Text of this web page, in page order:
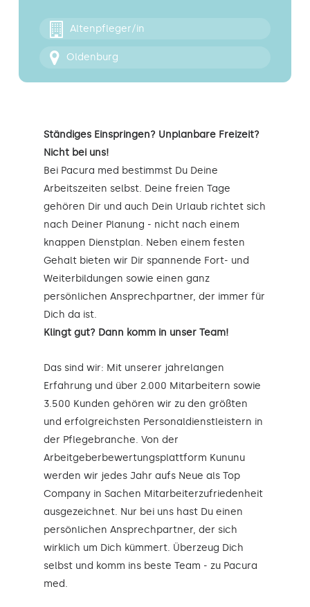
Altenpfleger/in
Oldenburg
Ständiges Einspringen? Unplanbare Freizeit?
Nicht bei uns!
Bei Pacura med bestimmst Du Deine
Arbeitszeiten selbst. Deine freien Tage
gehören Dir und auch Dein Urlaub richtet sich
nach Deiner Planung - nicht nach einem
knappen Dienstplan. Neben einem festen
Gehalt bieten wir Dir spannende Fort- und
Weiterbildungen sowie einen ganz
persönlichen Ansprechpartner, der immer für
Dich da ist.
Klingt gut? Dann komm in unser Team!
Das sind wir: Mit unserer jahrelangen
Erfahrung und über 2.000 Mitarbeitern sowie
3.500 Kunden gehören wir zu den größten
und erfolgreichsten Personaldienstleistern in
der Pflegebranche. Von der
Arbeitgeberbewertungsplattform Kununu
werden wir jedes Jahr aufs Neue als Top
Company in Sachen Mitarbeiterzufriedenheit
ausgezeichnet. Nur bei uns hast Du einen
persönlichen Ansprechpartner, der sich
wirklich um Dich kümmert. Überzeug Dich
selbst und komm ins beste Team - zu Pacura
med.